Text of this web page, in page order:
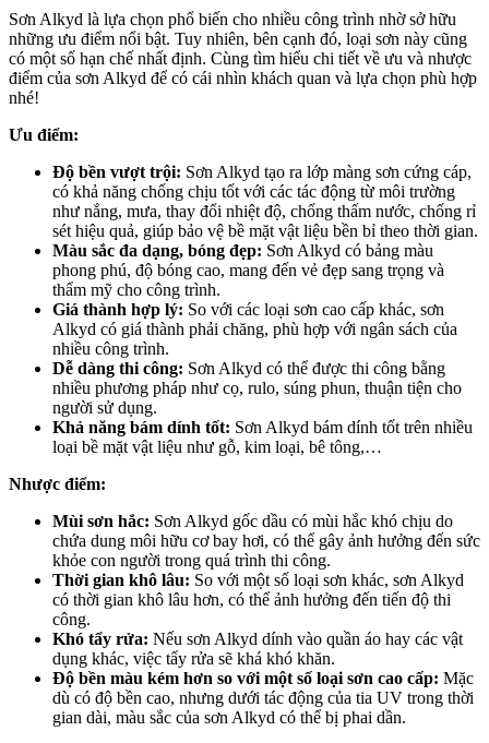
Sơn Alkyd là lựa chọn phổ biến cho nhiều công trình nhờ sở hữu
những ưu điểm nổi bật. Tuy nhiên, bên cạnh đó, loại sơn này cũng
có một số hạn chế nhất định. Cùng tìm hiểu chi tiết về ưu và nhược
điểm của sơn Alkyd để có cái nhìn khách quan và lựa chọn phù hợp
nhé!
Ưu điểm:
Độ bền vượt trội: Sơn Alkyd tạo ra lớp màng sơn cứng cáp,
có khả năng chống chịu tốt với các tác động từ môi trường
như nắng, mưa, thay đổi nhiệt độ, chống thấm nước, chống rỉ
sét hiệu quả, giúp bảo vệ bề mặt vật liệu bền bỉ theo thời gian.
Màu sắc đa dạng, bóng đẹp: Sơn Alkyd có bảng màu
phong phú, độ bóng cao, mang đến vẻ đẹp sang trọng và
thẩm mỹ cho công trình.
Giá thành hợp lý: So với các loại sơn cao cấp khác, sơn
Alkyd có giá thành phải chăng, phù hợp với ngân sách của
nhiều công trình.
Dễ dàng thi công: Sơn Alkyd có thể được thi công bằng
nhiều phương pháp như cọ, rulo, súng phun, thuận tiện cho
người sử dụng.
Khả năng bám dính tốt: Sơn Alkyd bám dính tốt trên nhiều
loại bề mặt vật liệu như gỗ, kim loại, bê tông,…
Nhược điểm:
Mùi sơn hắc: Sơn Alkyd gốc dầu có mùi hắc khó chịu do
chứa dung môi hữu cơ bay hơi, có thể gây ảnh hưởng đến sức
khỏe con người trong quá trình thi công.
Thời gian khô lâu: So với một số loại sơn khác, sơn Alkyd
có thời gian khô lâu hơn, có thể ảnh hưởng đến tiến độ thi
công.
Khó tẩy rửa: Nếu sơn Alkyd dính vào quần áo hay các vật
dụng khác, việc tẩy rửa sẽ khá khó khăn.
Độ bền màu kém hơn so với một số loại sơn cao cấp: Mặc
dù có độ bền cao, nhưng dưới tác động của tia UV trong thời
gian dài, màu sắc của sơn Alkyd có thể bị phai dần.